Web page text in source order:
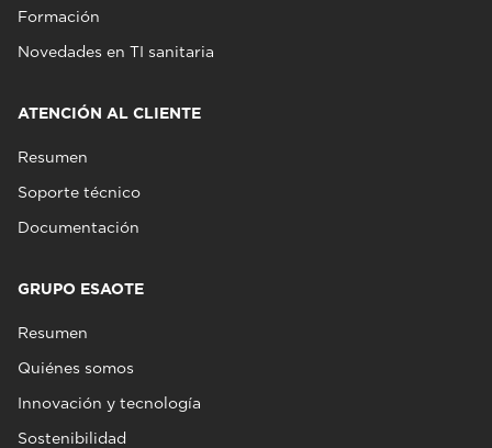
Formación
Novedades en TI sanitaria
ATENCIÓN AL CLIENTE
Resumen
Soporte técnico
Documentación
GRUPO ESAOTE
Resumen
Quiénes somos
Innovación y tecnología
Sostenibilidad